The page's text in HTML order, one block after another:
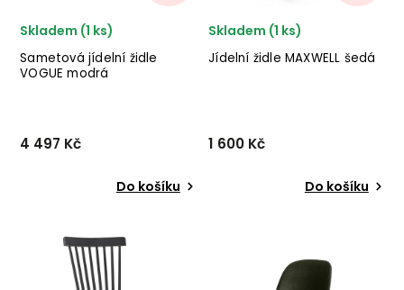
Sametová jídelní židle
VOGUE modrá
Skladem (1 ks)
4 497 Kč
Do košíku
kvalitního
nábytku BePureHome
se sametovým
Jídelní židle MAXWELL šedá
Skladem (1 ks)
1 600 Kč
Do košíku
nábytku BIZZOTTO v
kombinaci kovových nohou